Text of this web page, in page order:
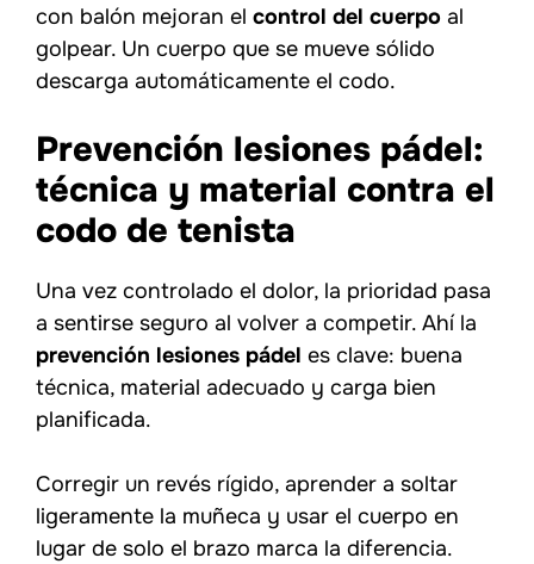
con balón mejoran el control del cuerpo al
golpear. Un cuerpo que se mueve sólido
descarga automáticamente el codo.
Prevención lesiones pádel:
técnica y material contra el
codo de tenista
Una vez controlado el dolor, la prioridad pasa
a sentirse seguro al volver a competir. Ahí la
prevención lesiones pádel es clave: buena
técnica, material adecuado y carga bien
planificada.
Corregir un revés rígido, aprender a soltar
ligeramente la muñeca y usar el cuerpo en
lugar de solo el brazo marca la diferencia.